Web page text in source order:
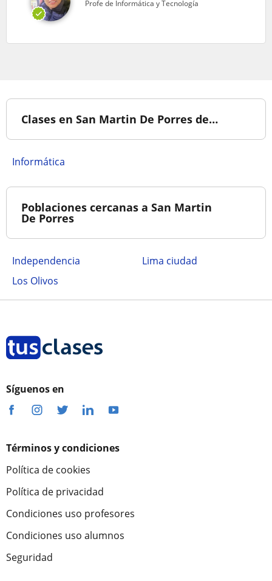
Profe de Informática y Tecnología
Clases en San Martin De Porres de…
Informática
Poblaciones cercanas a San Martin
De Porres
Independencia
Lima ciudad
Los Olivos
Síguenos en
Términos y condiciones
Política de cookies
Política de privacidad
Condiciones uso profesores
Condiciones uso alumnos
Seguridad